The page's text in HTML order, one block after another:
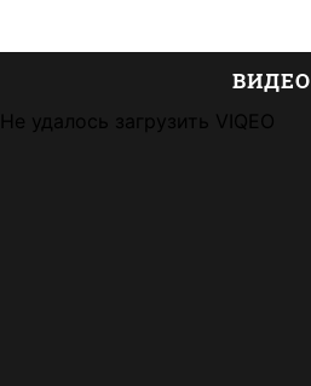
ВИДЕО
Не удалось загрузить VIQEO